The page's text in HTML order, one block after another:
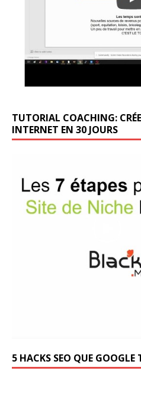
TUTORIAL COACHING:
INTERNET EN 30 JOURS
5 HACKS SEO QUE GOOGLE